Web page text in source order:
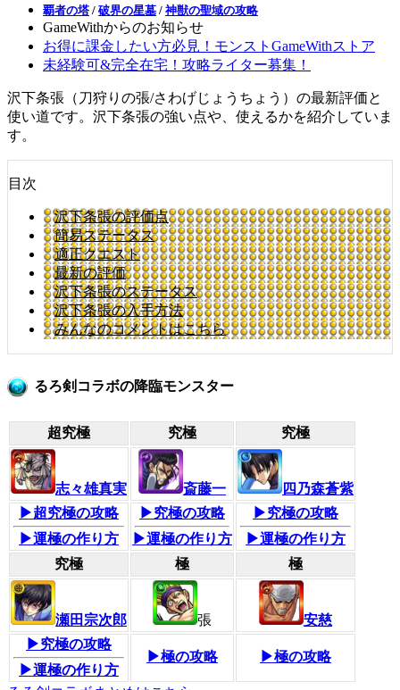
覇者の塔 / 破界の星墓 / 神獣の聖域の攻略
GameWithからのお知らせ
お得に課金したい方必見！モンストGameWithストア
未経験可&完全在宅！攻略ライター募集！
沢下条張（刀狩りの張/さわげじょうちょう）の最新評価と
使い道です。沢下条張の強い点や、使えるかを紹介していま
す。
目次
沢下条張の評価点
簡易ステータス
適正クエスト
最新の評価
沢下条張のステータス
沢下条張の入手方法
みんなのコメントはこちら
るろ剣コラボの降臨モンスター
超究極 究極 究極
志々雄真実 斎藤一
四乃森蒼紫
▶超究極の攻略
▶運極の作り方
▶究極の攻略
▶運極の作り方
▶究極の攻略
▶運極の作り方
究極
極 極
瀬田宗次郎 張
安慈
▶究極の攻略
▶運極の作り方
▶極の攻略 ▶極の攻略